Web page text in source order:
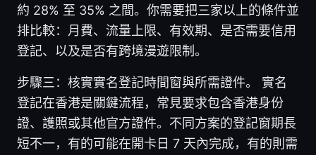
約 28% 至 35% 之間。你需要把三家以上的條件並
排比較：月費、流量上限、有效期、是否需要信用
登記、以及是否有跨境漫遊限制。
步驟三：核實實名登記時間窗與所需證件。 實名
登記在香港是關鍵流程，常見要求包含香港身份
證、護照或其他官方證件。不同方案的登記窗期長
短不一，有的可能在開卡日 7 天內完成，有的則需